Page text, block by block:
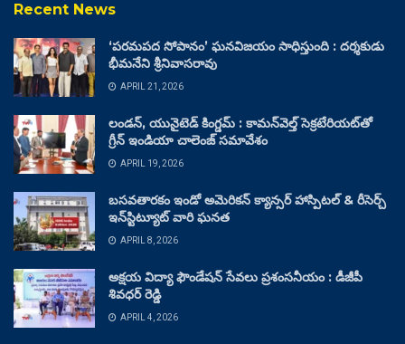
Recent News
‘పరమపద సోపానం’ ఘనవిజయం సాధిస్తుంది : దర్శకుడు
భీమనేని శ్రీనివాసరావు
APRIL 21, 2026
లండన్, యునైటెడ్ కింగ్డమ్ : కామన్‌వెల్త్ సెక్రటేరియట్‌తో
గ్రీన్ ఇండియా చాలెంజ్ సమావేశం
APRIL 19, 2026
బసవతారకం ఇండో అమెరికన్ క్యాన్సర్ హాస్పిటల్ & రీసెర్చ్
ఇన్‌స్టిట్యూట్ వారి ఘనత
APRIL 8, 2026
అక్షయ విద్యా ఫౌండేషన్ సేవలు ప్రశంసనీయం : డీజీపీ
శివధర్ రెడ్డి
APRIL 4, 2026